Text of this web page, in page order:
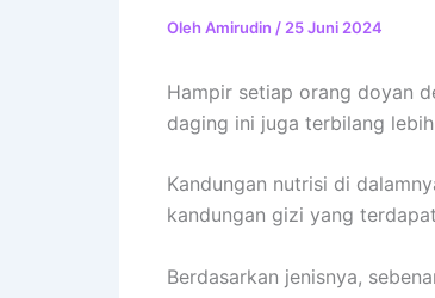
Oleh Amirudin / 25 Juni 2024
Hampir setiap orang doyan
daging ini juga terbilang
Kandungan nutrisi di
kandungan gizi yang
Berdasarkan jenisnya,